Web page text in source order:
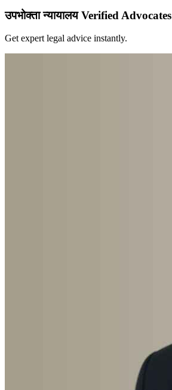
उपभोक्ता न्यायालय Verified Advocates
Get expert legal advice instantly.